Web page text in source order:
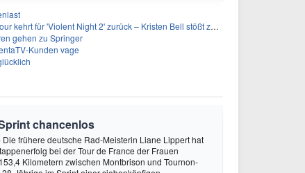
für 'Violent Night 2' zurück – Kristen Bell stößt zur Besetzung
gehen zu Springer
Kunden vage
chancenlos
frühere deutsche Rad-Meisterin Liane Lippert hat
bei der Tour de France der Frauen
Kilometern zwischen Montbrison und Tournon-